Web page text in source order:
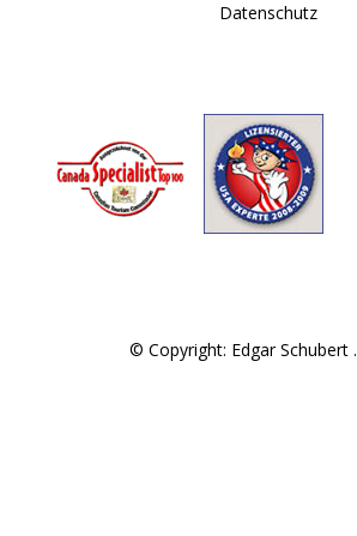
Datenschutz
© Copyright: Edgar Schubert .